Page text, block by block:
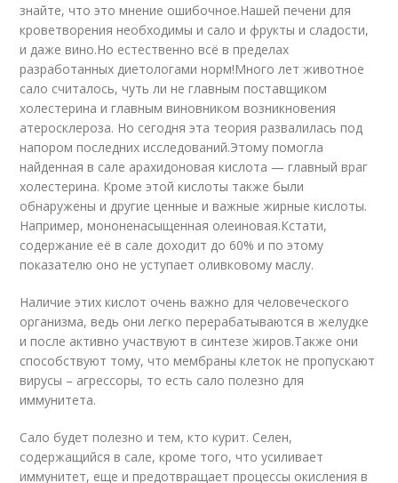
знайте, что это мнение ошибочное.Нашей печени для
кроветворения необходимы и сало и фрукты и сладости,
и даже вино.Но естественно всё в пределах
разработанных диетологами норм!Много лет животное
сало считалось, чуть ли не главным поставщиком
холестерина и главным виновником возникновения
атеросклероза. Но сегодня эта теория развалилась под
напором последних исследований.Этому помогла
найденная в сале арахидоновая кислота — главный враг
холестерина. Кроме этой кислоты также были
обнаружены и другие ценные и важные жирные кислоты.
Например, мононенасыщенная олеиновая.Кстати,
содержание её в сале доходит до 60% и по этому
показателю оно не уступает оливковому маслу.
Наличие этих кислот очень важно для человеческого
организма, ведь они легко перерабатываются в желудке
и после активно участвуют в синтезе жиров.Также они
способствуют тому, что мембраны клеток не пропускают
вирусы – агрессоры, то есть сало полезно для
иммунитета.
Сало будет полезно и тем, кто курит. Селен,
содержащийся в сале, кроме того, что усиливает
иммунитет, еще и предотвращает процессы окисления в